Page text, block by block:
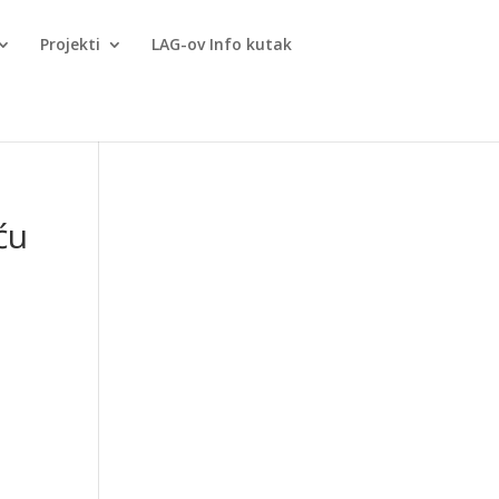
Projekti LAG-ov Info kutak